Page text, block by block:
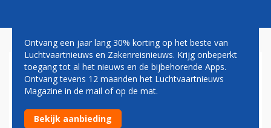
BRITSE PILOTEN LAAIEND
OVER REDDINGSPLAN
CONDOR
Ontvang een jaar lang 30% korting op het beste van
Luchtvaartnieuws en Zakenreisnieuws. Krijg onbeperkt
toegang tot al het nieuws en de bijbehorende Apps.
Ontvang tevens 12 maanden het Luchtvaartnieuws
Magazine in de mail of op de mat.
Bekijk aanbieding